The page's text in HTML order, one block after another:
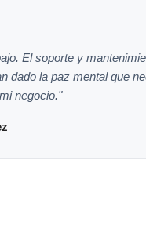
El soporte y
dado la paz mental que
negocio."